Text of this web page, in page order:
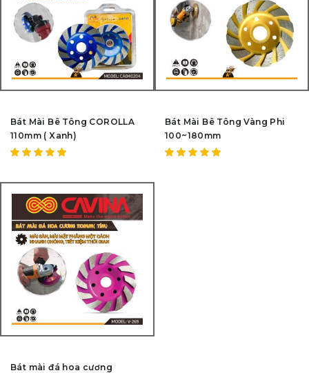
Bát Mài Bê Tông COROLLA
110mm ( Xanh)
5.005
sao
Bát Mài Bê Tông Vàng Phi
100~180mm
Bát mài đá hoa cương